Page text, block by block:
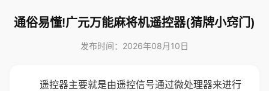
通俗易懂!广元万能麻将机遥控器(猜牌小窍门)
发布时间：2026年08月10日
遥控器主要就是由遥控信号通过微处理器来进行